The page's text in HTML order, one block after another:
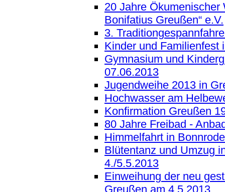
20 Jahre Ökumenischer
Bonifatius Greußen“ e.V.
3.
Kinder und Familienfest
Gymnasium und
07.06.2013
Jugendweihe 2013 in
Hochwasser am
Konfirmation Greußen
80 Jahre Freibad -
Himmelfahrt in
Blütentanz und Umzug
4./5.5.2013
Einweihung der neu
Greußen am 4.5.2013